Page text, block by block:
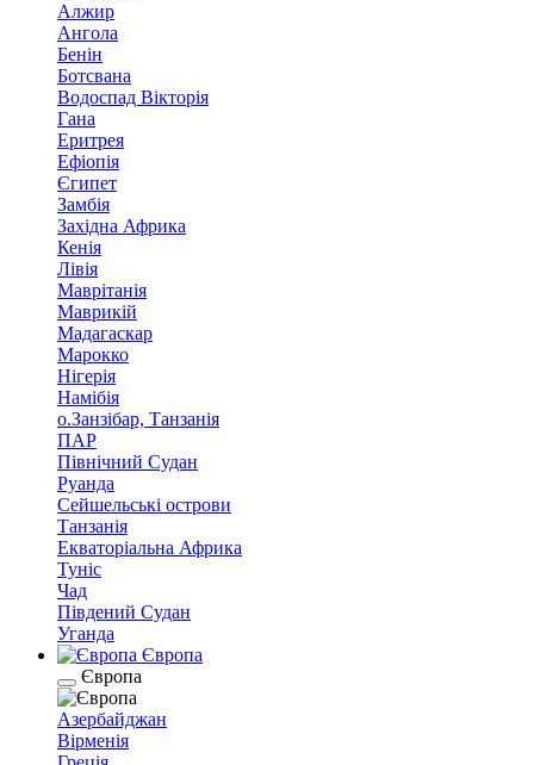
Алжир
Ангола
Бенін
Ботсвана
Водоспад Вікторія
Гана
Еритрея
Ефіопія
Єгипет
Замбія
Західна Африка
Кенія
Лівія
Маврітанія
Маврикій
Мадагаскар
Марокко
Нігерія
Намібія
о.Занзібар, Танзанія
ПАР
Північний Судан
Руанда
Сейшельські острови
Танзанія
Екваторіальна Африка
Туніс
Чад
Південий Судан
Уганда
Європа
Європа
Азербайджан
Вірменія